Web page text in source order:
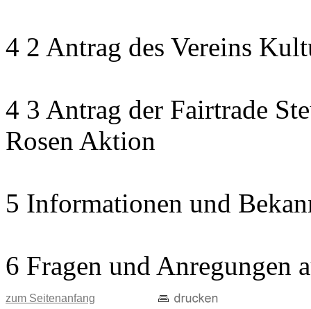
4 2 Antrag des Vereins
4 3 Antrag der Fairtrade
Rosen Aktion
5 Informationen und
6 Fragen und Anregungen
zum Seitenanfang